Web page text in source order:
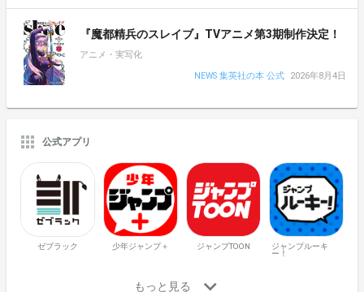
『魔都精兵のスレイブ』TVアニメ第3期制作決定！
アニメ・実写化
NEWS 集英社の本 公式
2026年8月4日
公式アプリ
ゼブラック 少年ジャンプ＋ ジャンプTOON
ジャンプルーキ
ー！